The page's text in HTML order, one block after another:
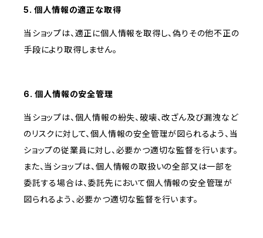
5. 個人情報の適正な取得
当ショップは、適正に個人情報を取得し、偽りその他不正の
手段により取得しません。
6. 個人情報の安全管理
当ショップは、個人情報の紛失、破壊、改ざん及び漏洩など
のリスクに対して、個人情報の安全管理が図られるよう、当
ショップの従業員に対し、必要かつ適切な監督を行います。
また、当ショップは、個人情報の取扱いの全部又は一部を
委託する場合は、委託先において個人情報の安全管理が
図られるよう、必要かつ適切な監督を行います。